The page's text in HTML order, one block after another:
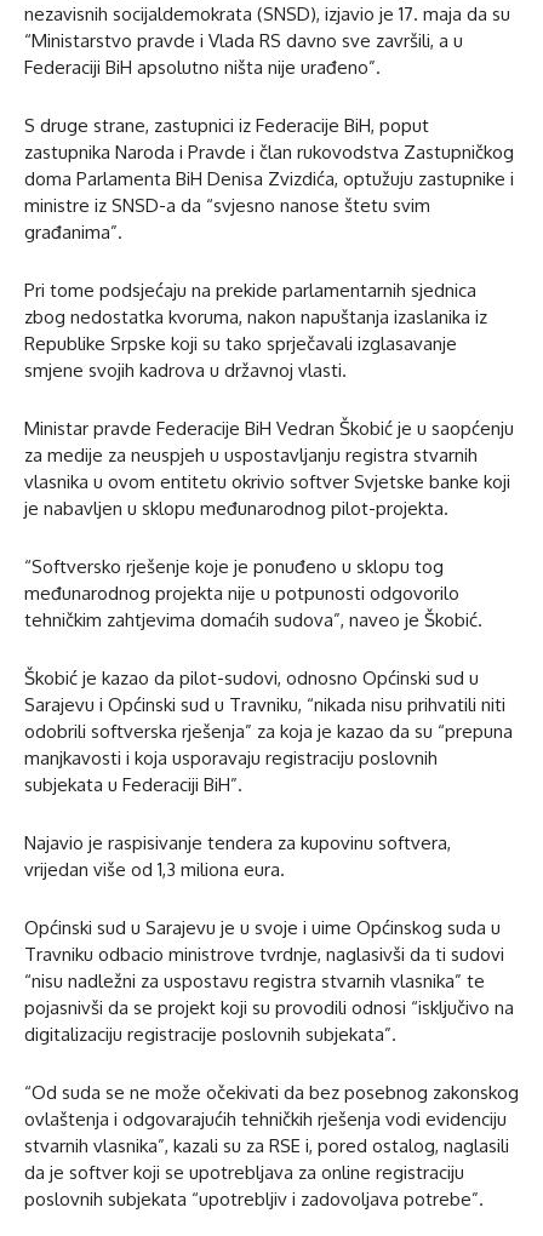
nezavisnih socijaldemokrata (SNSD), izjavio je 17. maja da su
“Ministarstvo pravde i Vlada RS davno sve završili, a u
Federaciji BiH apsolutno ništa nije urađeno”.
S druge strane, zastupnici iz Federacije BiH, poput
zastupnika Naroda i Pravde i član rukovodstva Zastupničkog
doma Parlamenta BiH Denisa Zvizdića, optužuju zastupnike i
ministre iz SNSD-a da “svjesno nanose štetu svim
građanima”.
Pri tome podsjećaju na prekide parlamentarnih sjednica
zbog nedostatka kvoruma, nakon napuštanja izaslanika iz
Republike Srpske koji su tako sprječavali izglasavanje
smjene svojih kadrova u državnoj vlasti.
Ministar pravde Federacije BiH Vedran Škobić je u saopćenju
za medije za neuspjeh u uspostavljanju registra stvarnih
vlasnika u ovom entitetu okrivio softver Svjetske banke koji
je nabavljen u sklopu međunarodnog pilot-projekta.
“Softversko rješenje koje je ponuđeno u sklopu tog
međunarodnog projekta nije u potpunosti odgovorilo
tehničkim zahtjevima domaćih sudova”, naveo je Škobić.
Škobić je kazao da pilot-sudovi, odnosno Općinski sud u
Sarajevu i Općinski sud u Travniku, “nikada nisu prihvatili niti
odobrili softverska rješenja” za koja je kazao da su “prepuna
manjkavosti i koja usporavaju registraciju poslovnih
subjekata u Federaciji BiH”.
Najavio je raspisivanje tendera za kupovinu softvera,
vrijedan više od 1,3 miliona eura.
Općinski sud u Sarajevu je u svoje i uime Općinskog suda u
Travniku odbacio ministrove tvrdnje, naglasivši da ti sudovi
“nisu nadležni za uspostavu registra stvarnih vlasnika” te
pojasnivši da se projekt koji su provodili odnosi “isključivo na
digitalizaciju registracije poslovnih subjekata”.
“Od suda se ne može očekivati da bez posebnog zakonskog
ovlaštenja i odgovarajućih tehničkih rješenja vodi evidenciju
stvarnih vlasnika”, kazali su za RSE i, pored ostalog, naglasili
da je softver koji se upotrebljava za online registraciju
poslovnih subjekata “upotrebljiv i zadovoljava potrebe”.